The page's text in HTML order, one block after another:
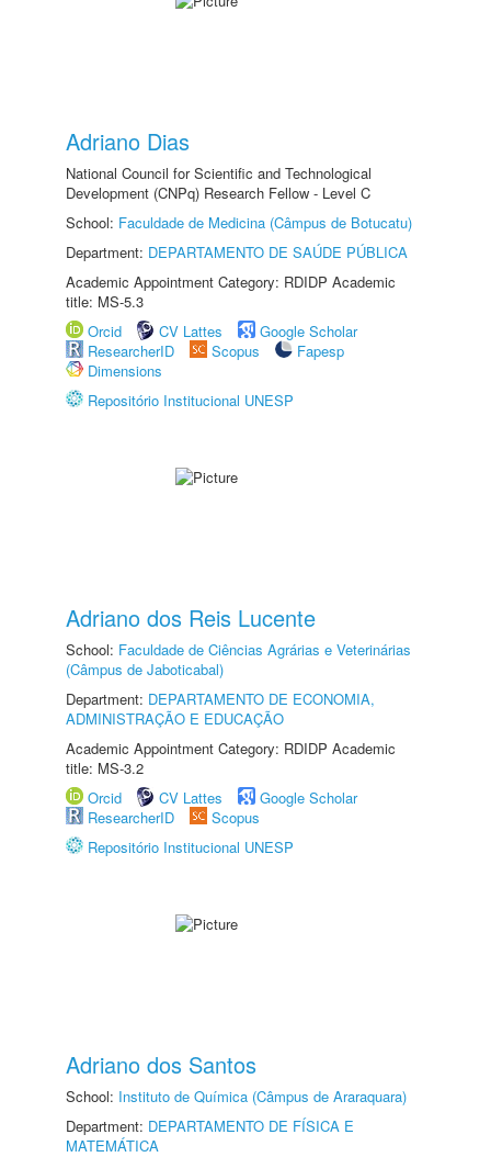
Adriano Dias
National Council for Scientific and Technological
Development (CNPq) Research Fellow - Level C
School: Faculdade de Medicina (Câmpus de Botucatu)
Department: DEPARTAMENTO DE SAÚDE PÚBLICA
Academic Appointment Category: RDIDP Academic
title: MS-5.3
Orcid
CV Lattes
Google Scholar
ResearcherID
Scopus
Fapesp
Dimensions
Repositório Institucional UNESP
Adriano dos Reis Lucente
School: Faculdade de Ciências Agrárias e Veterinárias
(Câmpus de Jaboticabal)
Department: DEPARTAMENTO DE ECONOMIA,
ADMINISTRAÇÃO E EDUCAÇÃO
Academic Appointment Category: RDIDP Academic
title: MS-3.2
Orcid
CV Lattes
Google Scholar
ResearcherID
Scopus
Repositório Institucional UNESP
Adriano dos Santos
School: Instituto de Química (Câmpus de Araraquara)
Department: DEPARTAMENTO DE FÍSICA E
MATEMÁTICA